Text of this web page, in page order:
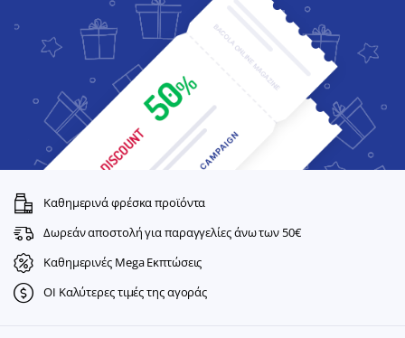
Καθημερινά φρέσκα προϊόντα
Δωρεάν αποστολή για παραγγελίες άνω των 50€
Καθημερινές Mega Εκπτώσεις
ΟΙ Καλύτερες τιμές της αγοράς